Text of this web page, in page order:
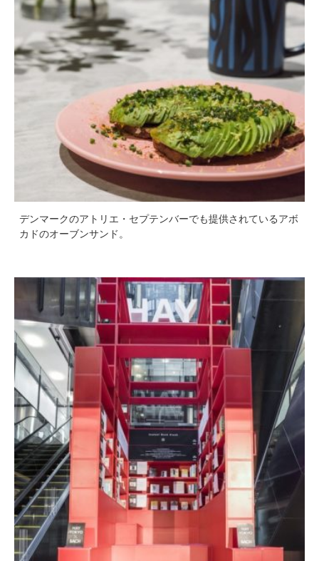
デンマークのアトリエ・セプテンバーでも提供されているアボ
カドのオーブンサンド。